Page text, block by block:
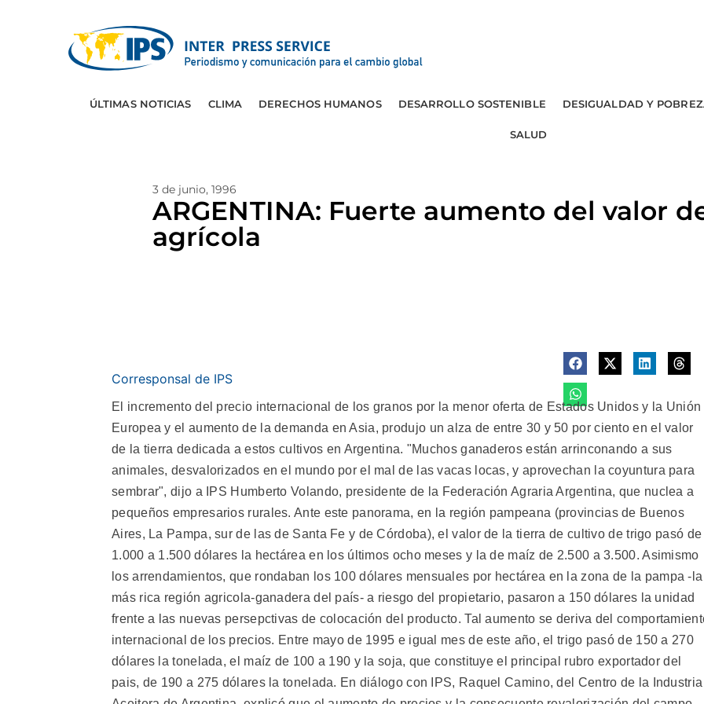
ÚLTIMAS NOTICIAS CLIMA DERECHOS HUMANOS DESARROLLO SOSTENIBLE DESIGUALDAD Y
SALUD
3 de junio, 1996
ARGENTINA: Fuerte aumento del valor
agrícola
Corresponsal de IPS
El incremento del precio internacional de los granos por la menor oferta de Estados Unidos y la Unión
Europea y el aumento de la demanda en Asia, produjo un alza de entre 30 y 50 por ciento en el valor
de la tierra dedicada a estos cultivos en Argentina. "Muchos ganaderos están arrinconando a sus
animales, desvalorizados en el mundo por el mal de las vacas locas, y aprovechan la coyuntura para
sembrar", dijo a IPS Humberto Volando, presidente de la Federación Agraria Argentina, que nuclea a
pequeños empresarios rurales. Ante este panorama, en la región pampeana (provincias de Buenos
Aires, La Pampa, sur de las de Santa Fe y de Córdoba), el valor de la tierra de cultivo de trigo pasó de
1.000 a 1.500 dólares la hectárea en los últimos ocho meses y la de maíz de 2.500 a 3.500. Asimismo
los arrendamientos, que rondaban los 100 dólares mensuales por hectárea en la zona de la pampa -la
más rica región agricola-ganadera del país- a riesgo del propietario, pasaron a 150 dólares la unidad
frente a las nuevas persepctivas de colocación del producto. Tal aumento se deriva del
internacional de los precios. Entre mayo de 1995 e igual mes de este año, el trigo pasó de 150 a 270
dólares la tonelada, el maíz de 100 a 190 y la soja, que constituye el principal rubro exportador del
pais, de 190 a 275 dólares la tonelada. En diálogo con IPS, Raquel Camino, del Centro de la Industria